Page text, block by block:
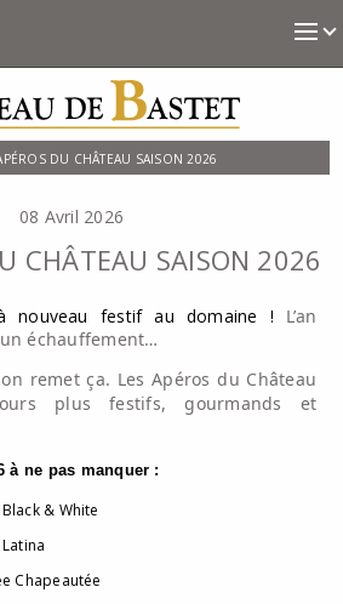
DU CHÂTEAU SAISON 2026
08 Avril 2026
CHÂTEAU SAISON 2026
nouveau festif au domaine ! L’an
échauffement…
remet ça. Les Apéros du Château
plus festifs, gourmands et
à ne pas manquer :
& White
Chapeautée